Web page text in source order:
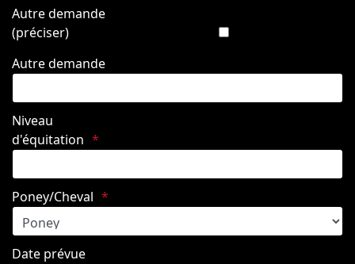
Autre demande
(préciser)
Autre demande
Niveau
d'équitation
Poney/Cheval
Date prévue